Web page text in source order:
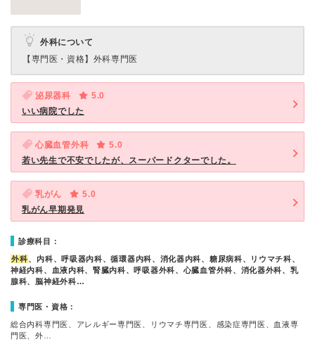
外科について
【専門医・資格】 外科専門医
泌尿器科
5.0
いい病院でした
心臓血管外科
5.0
若い先生で不安でしたが、スーパードクターでした。
乳がん
5.0
乳がん早期発見
診療科目：
外科、内科、呼吸器内科、循環器内科、消化器内科、糖尿病科、リウマチ科、
神経内科、血液内科、腎臓内科、呼吸器外科、心臓血管外科、消化器外科、乳
腺科、脳神経外科…
専門医・資格：
総合内科専門医、アレルギー専門医、リウマチ専門医、感染症専門医、血液専
門医、外…